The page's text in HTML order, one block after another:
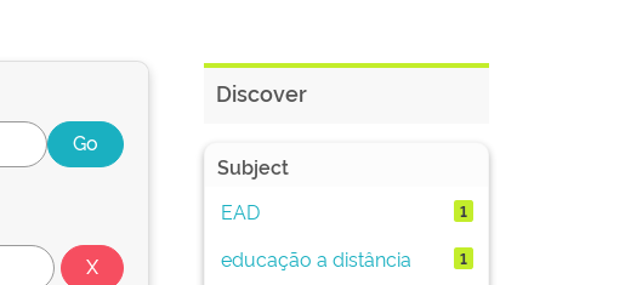
Discover
Subject
EAD
1
educação a distância 1